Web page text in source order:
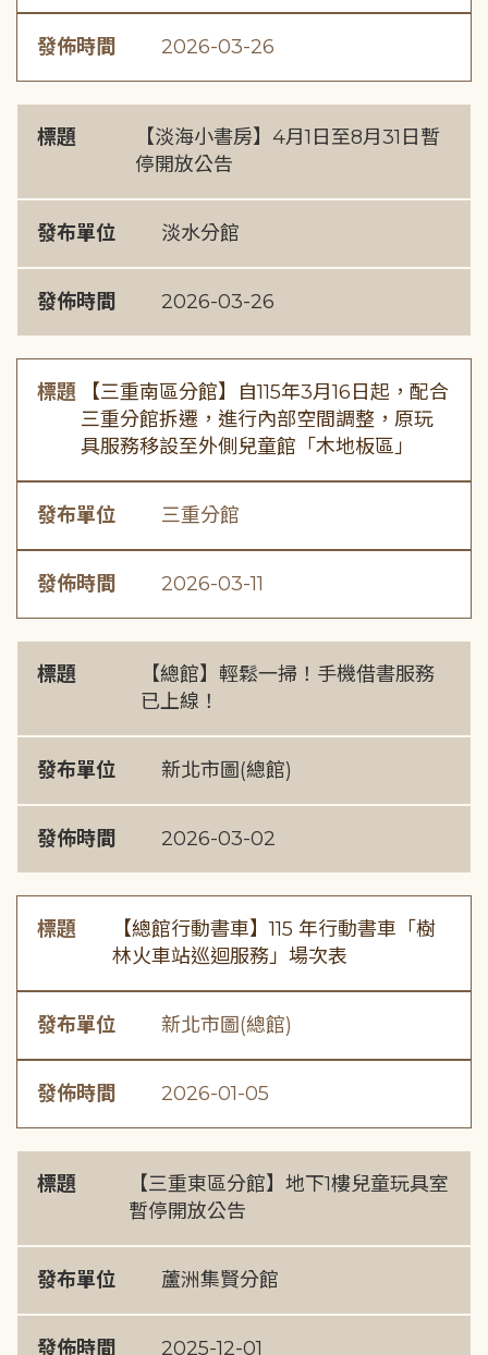
發佈時間 2026-03-26
標題
【淡海小書房】4月1日至8月31日暫
停開放公告
發布單位 淡水分館
發佈時間 2026-03-26
標題
【三重南區分館】自115年3月16日起，配合
三重分館拆遷，進行內部空間調整，原玩
具服務移設至外側兒童館「木地板區」
發布單位 三重分館
發佈時間 2026-03-11
標題
【總館】輕鬆一掃！手機借書服務
已上線！
發布單位 新北市圖(總館)
發佈時間 2026-03-02
標題
【總館行動書車】115 年行動書車「樹
林火車站巡迴服務」場次表
發布單位 新北市圖(總館)
發佈時間 2026-01-05
標題
【三重東區分館】地下1樓兒童玩具室
暫停開放公告
發布單位 蘆洲集賢分館
發佈時間 2025-12-01